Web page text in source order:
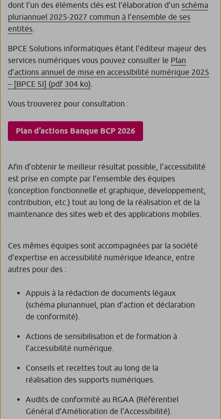
dont l’un des éléments clés est l’élaboration d’un schéma
pluriannuel 2025-2027 commun à l’ensemble de ses
entités
BPCE Solutions informatiques étant l’éditeur majeur des
services numériques vous pouvez consulter le Plan
d’actions annuel de mise en accessibilité numérique 2025
– [BPCE SI] (pdf 304 ko)
Vous trouverez pour consultation :
Plan d’actions Banque BCP 2026
Afin d’obtenir le meilleur résultat possible, l’accessibilité
est prise en compte par l’ensemble des équipes
(conception fonctionnelle et graphique, développement,
contribution, etc.) tout au long de la réalisation et de la
maintenance des sites web et des applications mobiles.
Ces mêmes équipes sont accompagnées par la société
d’expertise en accessibilité numérique Ideance, entre
autres pour des :
Appuis à la rédaction de documents légaux
(schéma pluriannuel, plan d’action et déclaration
de conformité).
Actions de sensibilisation et de formation à
l’accessibilité numérique.
Conseils et recettes tout au long de la
réalisation des supports numériques.
Audits de conformité au RGAA (Référentiel
Général d’Amélioration de l’Accessibilité).